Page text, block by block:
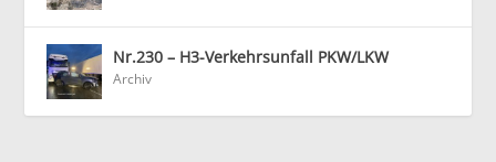
Nr.230 – H3-Verkehrsunfall PKW/LKW
Archiv